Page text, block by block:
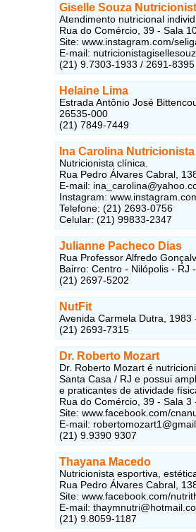
Giselle Souza
Atendimento nutricional
Rua do Comércio, 39 - Sala
Site: www.instagram.com/
E-mail:
(21) 9.7303-1933 / 2691-8395
Helaine Lima
Estrada Antônio José
26535-000
(21) 7849-7449
Ina Carolina Nutricionista
Nutricionista clínica.
Rua Pedro Álvares Cabral,
E-mail:
Instagram:
Telefone: (21) 2693-0756
Celular: (21) 99833-2347
Julianne Pacheco Dias
Rua Professor Alfredo
Bairro: Centro - Nilópolis - RJ
(21) 2697-5202
NutFit
Avenida Carmela Dutra,
(21) 2693-7315
Dr. Roberto Mozart
Dr. Roberto Mozart é
Santa Casa / RJ e possui
e praticantes de atividade
Rua do Comércio, 39 - Sala
Site: www.facebook.com/
E-mail:
(21) 9.9390 9307
Thayana Macedo
Nutricionista esportiva,
Rua Pedro Álvares Cabral,
Site: www.facebook.com/
E-mail:
(21) 9.8059-1187